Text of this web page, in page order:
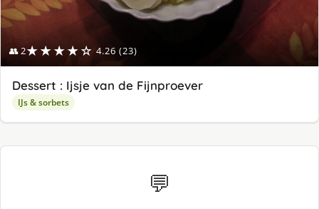
👥 2★★★★☆ 4.26 (23)
Dessert : Ijsje van de Fijnproever
IJs & sorbets
💬